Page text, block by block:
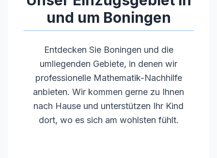
und um Boningen
Entdecken Sie Boningen und die
umliegenden Gebiete, in denen wir
professionelle Mathematik-Nachhilfe
anbieten. Wir kommen gerne zu Ihnen
nach Hause und unterstützen Ihr Kind
dort, wo es sich am wohlsten fühlt.